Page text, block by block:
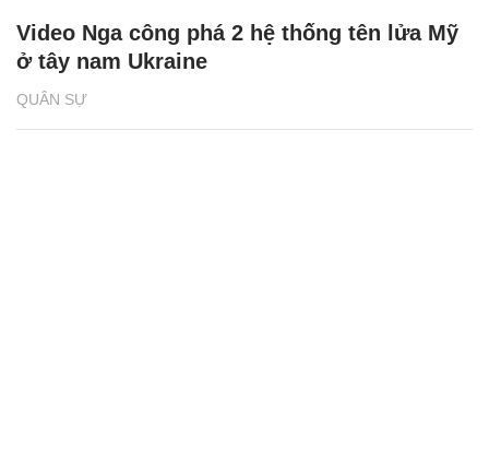
QUÂN SỰ
Video Nga công phá 2 hệ thống tên lửa Mỹ
ở tây nam Ukraine